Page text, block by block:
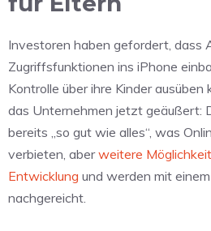
Investoren haben gefordert, dass
Zugriffsfunktionen ins iPhone
Kontrolle über ihre Kinder ausüben
das Unternehmen jetzt geäußert:
bereits „so gut wie alles“, was
verbieten, aberweitere
Entwicklung und werden mit
nachgereicht.